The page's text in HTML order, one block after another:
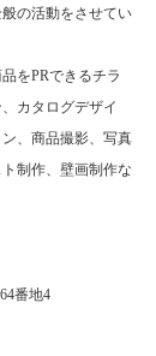
の活動をさせてい
をPRできるチラ
カタログデザイ
、商品撮影、写真
制作、壁画制作な
番地4